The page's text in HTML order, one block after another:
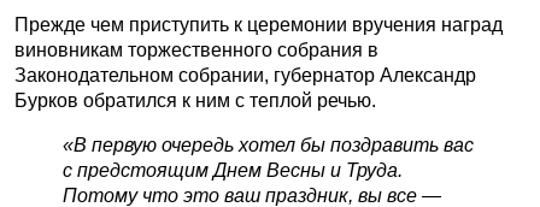
Прежде чем приступить к церемонии вручения наград
виновникам торжественного собрания в
Законодательном собрании, губернатор Александр
Бурков обратился к ним с теплой речью.
«В первую очередь хотел бы поздравить вас
с предстоящим Днем Весны и Труда.
Потому что это ваш праздник, вы все —